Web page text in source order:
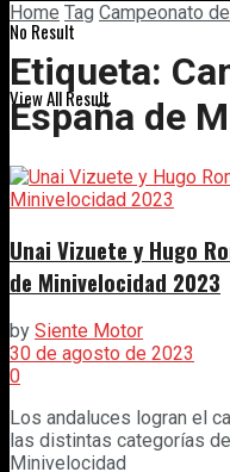
No Result
View All Result
Home Tag Campeonato
Etiqueta:
España de
Unai Vizuete y Hugo
de Minivelocidad 2023
by Siente Motor
30 de agosto de 2023
0
Los andaluces logran el
las distintas categorías
Minivelocidad